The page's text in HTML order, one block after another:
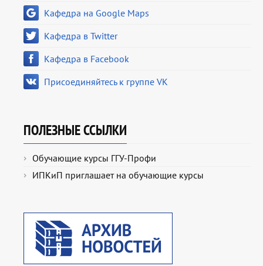
Кафедра на Google Maps
Кафедра в Twitter
Кафедра в Facebook
Присоединяйтесь к группе VK
ПОЛЕЗНЫЕ ССЫЛКИ
Обучающие курсы ГГУ-Профи
ИПКиП приглашает на обучающие курсы